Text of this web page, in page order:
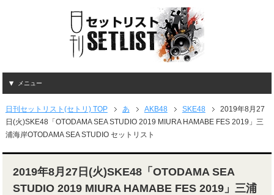
メニュー
日刊セットリスト(セトリ) TOP あ AKB48 SKE48
2019年8月27
日(火)SKE48「OTODAMA SEA STUDIO 2019 MIURA HAMABE FES 2019」三
浦海岸OTODAMA SEA STUDIO セットリスト
2019年8月27日(火)SKE48「OTODAMA SEA
STUDIO 2019 MIURA HAMABE FES 2019」三浦